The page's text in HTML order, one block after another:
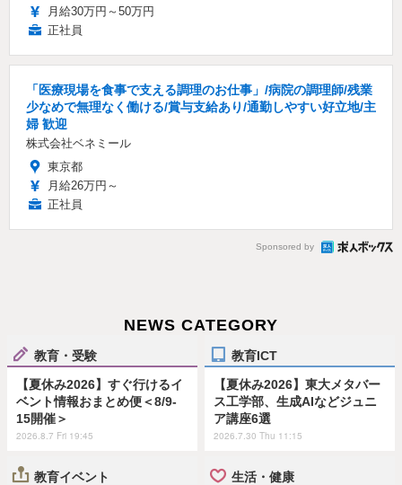
月給30万円～50万円
正社員
「医療現場を食事で支える調理のお仕事」/病院の調理師/残業
少なめで無理なく働ける/賞与支給あり/通勤しやすい好立地/主
婦 歓迎
株式会社ベネミール
東京都
月給26万円～
正社員
Sponsored by
NEWS CATEGORY
教育・受験
【夏休み2026】すぐ行けるイ
ベント情報おまとめ便＜8/9-
15開催＞
2026.8.7 Fri 19:45
教育ICT
【夏休み2026】東大メタバー
ス工学部、生成AIなどジュニ
ア講座6選
2026.7.30 Thu 11:15
教育イベント 生活・健康